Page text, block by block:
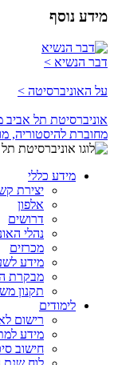
מידע נוסף
דבר הנשיא >
על האוניברסיטה >
אוניברסיטת תל
מחוברת להיסטוריה,
מידע כללי
יצירת
אלפון
דרושים
נהלי
מכרזים
מידע
מבקרת
תקנון
לימודים
רישום
מידע
חישוב